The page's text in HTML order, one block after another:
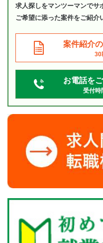
求人探しをマンツーマンでサ
ご希望に添った案件をご紹介
案件紹介
30
お電話を
受付